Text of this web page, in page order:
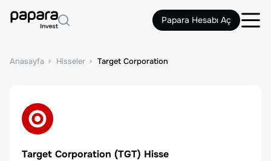
Papara Hesabı Aç
Anasayfa Hisseler Target Corporation
Target Corporation (TGT) Hisse